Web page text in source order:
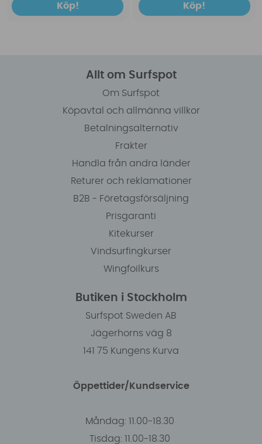
Köp! Köp!
Allt om Surfspot
Om Surfspot
Köpavtal och allmänna villkor
Betalningsalternativ
Frakter
Handla från andra länder
Returer och reklamationer
B2B - Företagsförsäljning
Prisgaranti
Kitekurser
Vindsurfingkurser
Wingfoilkurs
Butiken i Stockholm
Surfspot Sweden AB
Jägerhorns väg 8
141 75 Kungens Kurva
Öppettider/Kundservice
Måndag: 11.00-18.30
Tisdag: 11.00-18.30